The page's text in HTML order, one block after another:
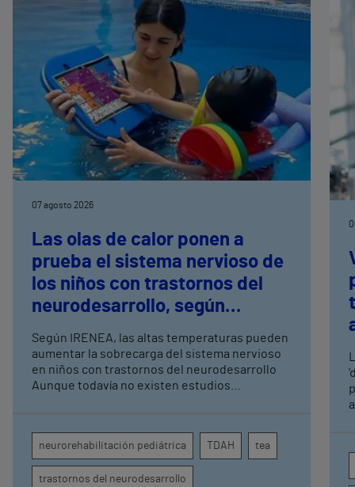
07 agosto 2026
Las olas de calor ponen a
prueba el sistema nervioso de
los niños con trastornos del
neurodesarrollo, según
neurorrehabilitación
pediátrica de Vithas
Según IRENEA, las altas temperaturas pueden
aumentar la sobrecarga del sistema nervioso
en niños con trastornos del neurodesarrollo
Aunque todavía no existen estudios
atención, la regulación emocional y la
conducta
neurorehabilitación pediátrica TDAH tea
trastornos del neurodesarrollo